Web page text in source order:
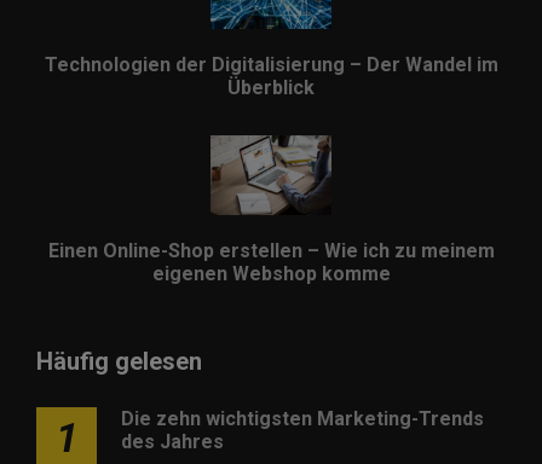
Technologien der Digitalisierung – Der Wandel im
Überblick
Einen Online-Shop erstellen – Wie ich zu meinem
eigenen Webshop komme
Häufig gelesen
1
Die zehn wichtigsten Marketing-Trends
des Jahres